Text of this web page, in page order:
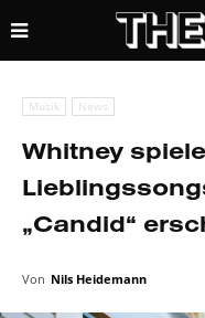
Musik News
Whitney
„Candid“
Von Nils Heidemann